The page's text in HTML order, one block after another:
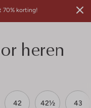
70% korting!
heren
42 42½ 43